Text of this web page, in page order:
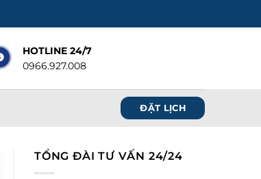
HOTLINE 24/7
0966.927.008
ĐẶT LỊCH
TỔNG ĐÀI TƯ VẤN 24/24